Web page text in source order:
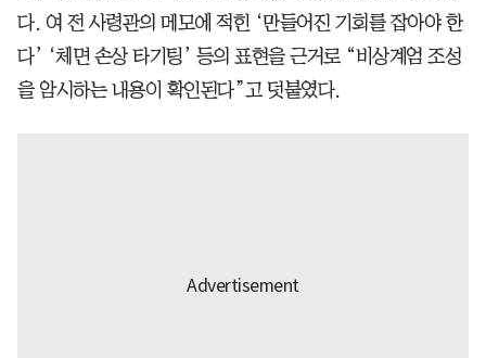
다. 여 전 사령관의 메모에 적힌 ‘만들어진 기회를 잡아야 한
다’ ‘체면 손상 타기팅’ 등의 표현을 근거로 “비상계엄 조성
을 암시하는 내용이 확인된다”고 덧붙였다.